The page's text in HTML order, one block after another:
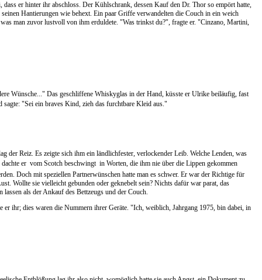
er hinter ihr abschloss. Der Kühlschrank, dessen Kauf den Dr. Thor so empört hatte,
Hantierungen wie behext. Ein paar Griffe verwandelten die Couch in ein weich
man zuvor lustvoll von ihm erduldete. "Was trinkst du?", fragte er. "Cinzano, Martini,
Wünsche..." Das geschliffene Whiskyglas in der Hand, küsste er Ulrike beiläufig, fast
sagte: "Sei ein braves Kind, zieh das furchtbare Kleid aus."
der Reiz. Es zeigte sich ihm ein ländlichfester, verlockender Leib. Welche Lenden, was
er  vom Scotch beschwingt  in Worten, die ihm nie über die Lippen gekommen
Doch mit speziellen Partnerwünschen hatte man es schwer. Er war der Richtige für
Wollte sie vielleicht gebunden oder geknebelt sein? Nichts dafür war parat, das
als der Ankauf des Bettzeugs und der Couch.
ihr; dies waren die Nummern ihrer Geräte. "Ich, weiblich, Jahrgang 1975, bin dabei, in